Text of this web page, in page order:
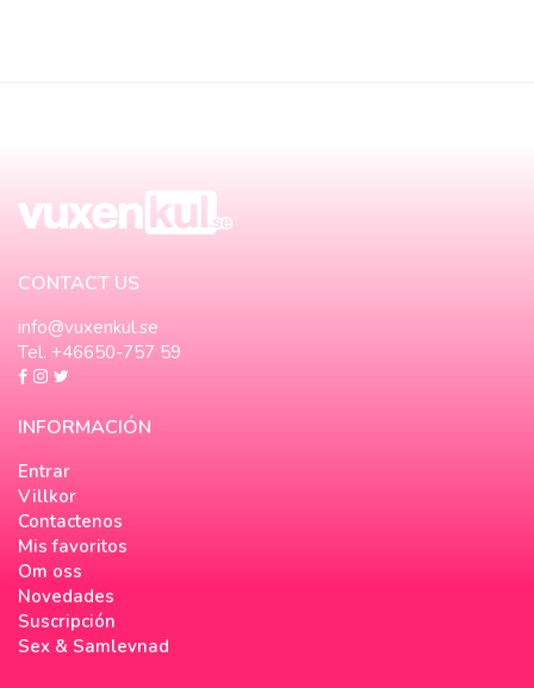
CONTACT US
info@vuxenkul.se
Tel. +46650-757 59
INFORMACIÓN
Entrar
Villkor
Contactenos
Mis favoritos
Om oss
Novedades
Suscripción
Sex & Samlevnad